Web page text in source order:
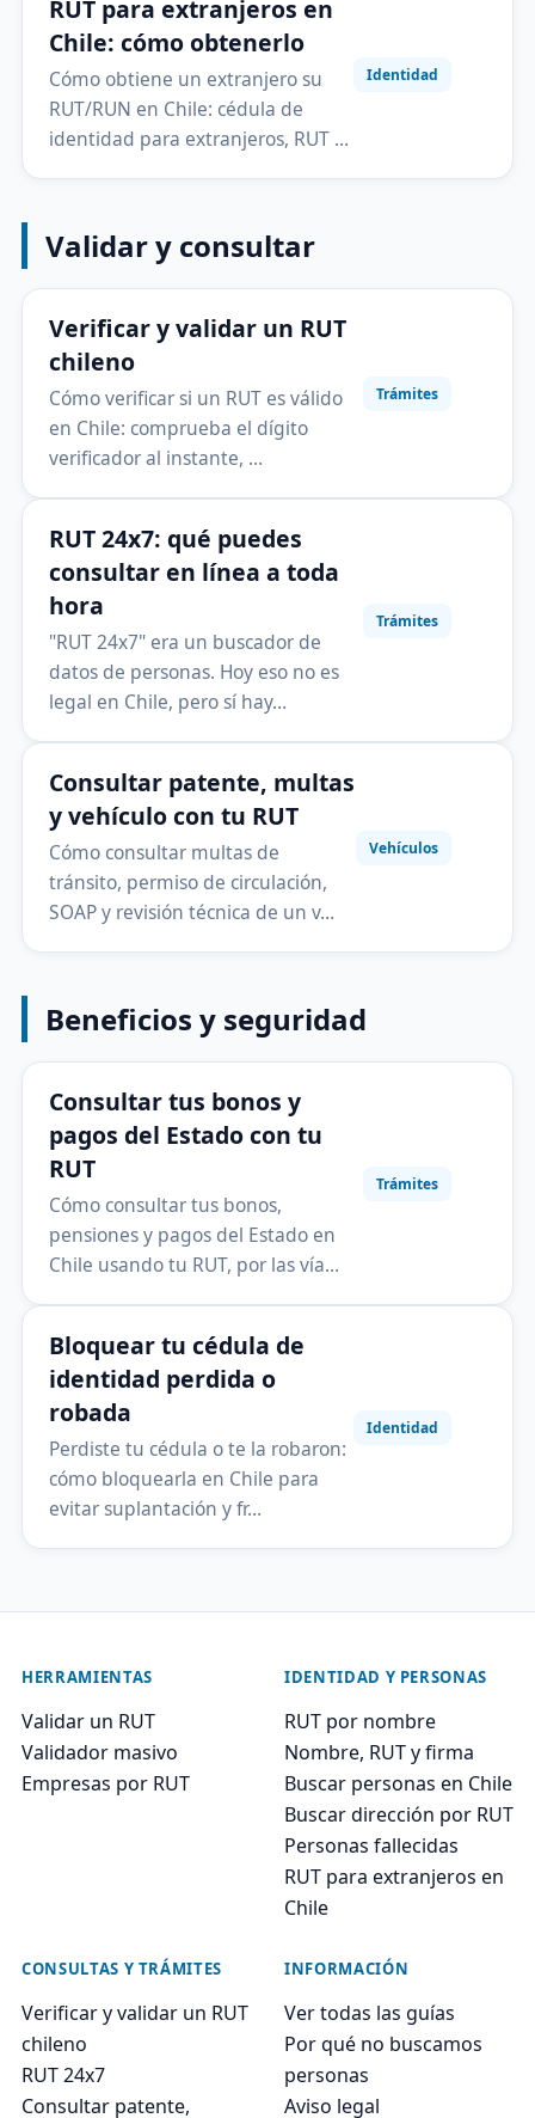
RUT para extranjeros en
Chile: cómo obtenerlo
Cómo obtiene un extranjero su
RUT/RUN en Chile: cédula de
identidad para extranjeros, RUT …
Identidad
Validar y consultar
Verificar y validar un RUT
chileno
Cómo verificar si un RUT es válido
en Chile: comprueba el dígito
verificador al instante, …
Trámites
RUT 24x7: qué puedes
consultar en línea a toda
hora
"RUT 24x7" era un buscador de
datos de personas. Hoy eso no es
legal en Chile, pero sí hay…
Trámites
Consultar patente, multas
y vehículo con tu RUT
Cómo consultar multas de
tránsito, permiso de circulación,
SOAP y revisión técnica de un v…
Vehículos
Beneficios y seguridad
Consultar tus bonos y
pagos del Estado con tu
RUT
Cómo consultar tus bonos,
pensiones y pagos del Estado en
Chile usando tu RUT, por las vía…
Trámites
Bloquear tu cédula de
identidad perdida o
robada
Perdiste tu cédula o te la robaron:
cómo bloquearla en Chile para
evitar suplantación y fr…
Identidad
HERRAMIENTAS
Validar un RUT
Validador masivo
Empresas por RUT
IDENTIDAD Y PERSONAS
RUT por nombre
Nombre, RUT y firma
Buscar personas en Chile
Buscar dirección por RUT
Personas fallecidas
RUT para extranjeros en
Chile
CONSULTAS Y TRÁMITES
Verificar y validar un RUT
chileno
RUT 24x7
Consultar patente,
INFORMACIÓN
Ver todas las guías
Por qué no buscamos
personas
Aviso legal